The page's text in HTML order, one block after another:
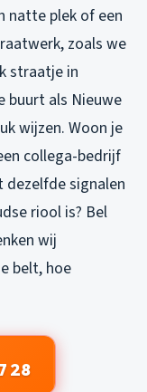
natte plek of een
zoals we
straatje in
buurt als Nieuwe
wijzen. Woon je
collega-bedrijf
dezelfde signalen
riool is? Bel
wij
belt, hoe
28